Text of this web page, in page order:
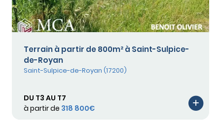
Terrain à partir de 800m² à Saint-Sulpice-
de-Royan
Saint-Sulpice-de-Royan (17200)
DU T3 AU T7
à partir de 318 800€